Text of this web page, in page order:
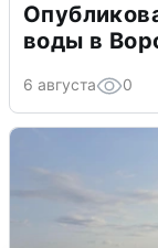
воды в
6 августа 0